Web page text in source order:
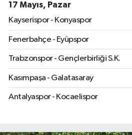
17 Mayıs, Pazar
Kayserispor - Konyaspor
Fenerbahçe - Eyüpspor
Trabzonspor - Gençlerbirliği S.K.
Kasımpaşa - Galatasaray
Antalyaspor - Kocaelispor